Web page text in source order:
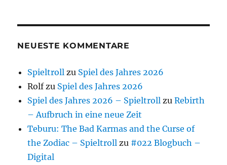
NEUESTE KOMMENTARE
Spieltroll zu Spiel des Jahres 2026
Rolfzu Spiel des Jahres 2026
Spiel des Jahres 2026 – Spieltroll zuRebirth
– Aufbruch in eine neue Zeit
Teburu: The Bad Karmas and the Curse of
the Zodiac – Spieltroll zu #022 Blogbuch –
Digital